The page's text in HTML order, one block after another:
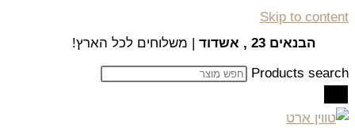
Skip to content
הבנאים 23 , אשדוד
| משלוחים לכל הארץ!
Products search